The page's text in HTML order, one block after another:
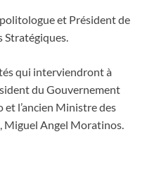
et Président de
Stratégiques.
qui interviendront à
du Gouvernement
l’ancien Ministre des
Miguel Angel Moratinos.